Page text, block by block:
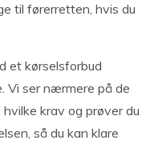
til førerretten, hvis du
et kørselsforbud
Vi ser nærmere på de
krav og prøver du
så du kan klare